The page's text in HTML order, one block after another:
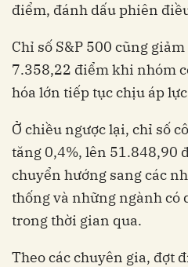
điểm, đánh dấu phiên
Chỉ số S&P 500 cũng
7.358,22 điểm khi nhóm
hóa lớn tiếp tục chịu áp
Ở chiều ngược lại, chỉ số
tăng 0,4%, lên 51.848,90
chuyển hướng sang các
thống và những ngành
trong thời gian qua.
Theo các chuyên gia, đợt